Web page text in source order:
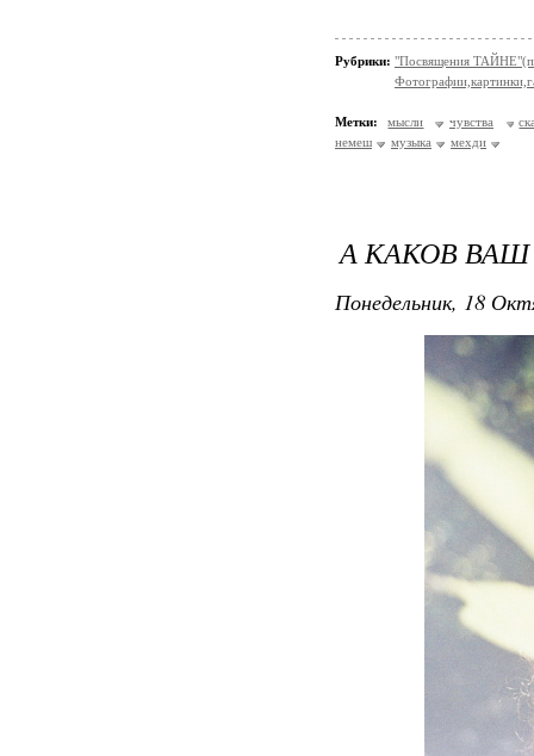
Рубрики: "Посвящения
Метки: мысли чувства
немеш
музыка мехди
А КАКОВ ВАШ
Понедельник, 18